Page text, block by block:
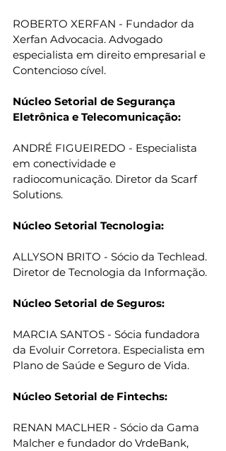
ROBERTO XERFAN - Fundador da
Xerfan Advocacia. Advogado
especialista em direito empresarial e
Contencioso cível.
Núcleo Setorial de Segurança
Eletrônica e Telecomunicação:
ANDRÉ FIGUEIREDO - Especialista
em conectividade e
radiocomunicação. Diretor da Scarf
Solutions.
Núcleo Setorial Tecnologia:
ALLYSON BRITO - Sócio da Techlead.
Diretor de Tecnologia da Informação.
Núcleo Setorial de Seguros:
MARCIA SANTOS - Sócia fundadora
da Evoluir Corretora. Especialista em
Plano de Saúde e Seguro de Vida.
Núcleo Setorial de Fintechs:
RENAN MACLHER - Sócio da Gama
Malcher e fundador do VrdeBank,